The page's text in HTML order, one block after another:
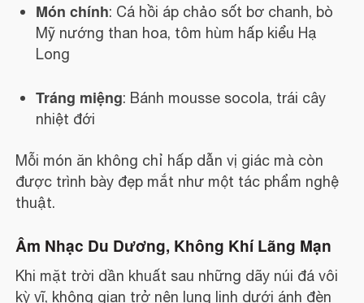
Món chính: Cá hồi áp chảo sốt bơ chanh, bò
Mỹ nướng than hoa, tôm hùm hấp kiểu Hạ
Long
Tráng miệng: Bánh mousse socola, trái cây
nhiệt đới
Mỗi món ăn không chỉ hấp dẫn vị giác mà còn
được trình bày đẹp mắt như một tác phẩm nghệ
thuật.
Âm Nhạc Du Dương, Không Khí Lãng Mạn
Khi mặt trời dần khuất sau những dãy núi đá vôi
kỳ vĩ, không gian trở nên lung linh dưới ánh đèn